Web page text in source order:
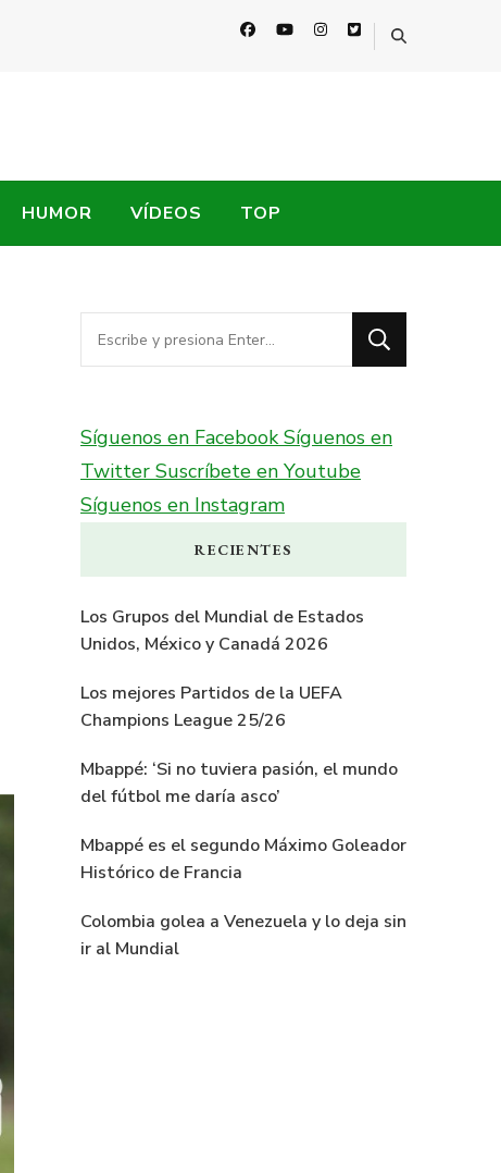
HUMOR VÍDEOS TOP
¿Buscas
algo?
Síguenos en FacebookSíguenos en
Twitter Suscríbete en Youtube
Síguenos en Instagram
RECIENTES
Los Grupos del Mundial de Estados
Unidos, México y Canadá 2026
Los mejores Partidos de la UEFA
Champions League 25/26
Mbappé: ‘Si no tuviera pasión, el mundo
del fútbol me daría asco’
Mbappé es el segundo Máximo Goleador
Histórico de Francia
Colombia golea a Venezuela y lo deja sin
ir al Mundial